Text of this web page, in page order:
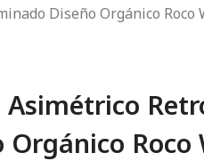
Diseño Orgánico Roco
Asimétrico
Orgánico Roco